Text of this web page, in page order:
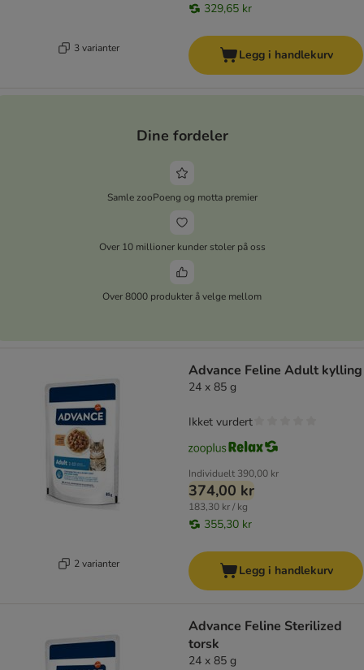
3 varianter
329,65 kr
Legg i handlekurv
Dine fordeler
Samle zooPoeng og motta premier
Over 10 millioner kunder stoler på oss
Over 8000 produkter å velge mellom
2 varianter
Advance Feline Adult kylling
24 x 85 g
Individuelt 390,00 kr
374,00 kr
183,30 kr / kg
355,30 kr
Ikket vurdert
Legg i handlekurv
Advance Feline Sterilized
torsk
24 x 85 g